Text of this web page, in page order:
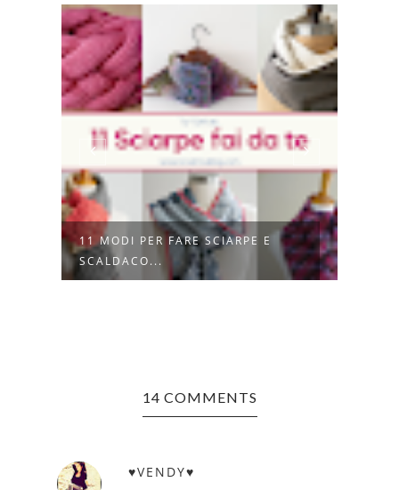
11 MODI PER FARE SCIARPE E
SCALDACO...
14 COMMENTS
♥VENDY♥